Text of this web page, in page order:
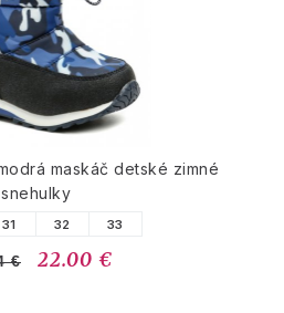
maskáč detské zimné
snehulky
31 32 33
€ 22.00 €